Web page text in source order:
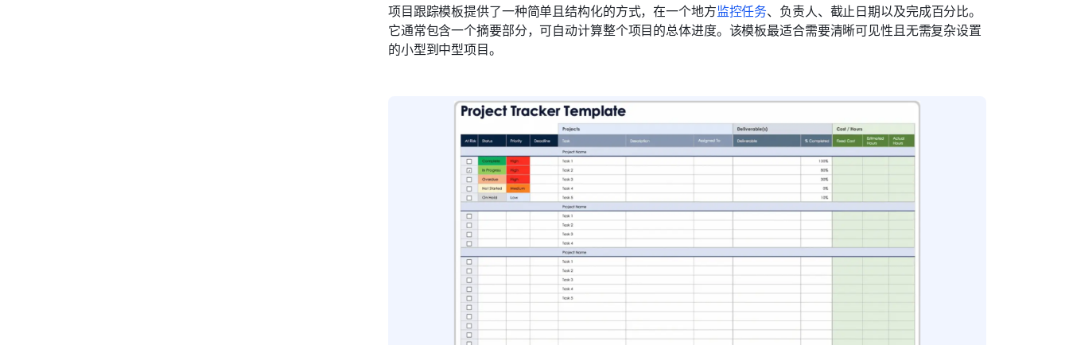
项目跟踪模板提供了一种简单且结构化的方式，在一个地方监控任务、负责人、截止日期以及完成百分比。
它通常包含一个摘要部分，可自动计算整个项目的总体进度。该模板最适合需要清晰可见性且无需复杂设置
的小型到中型项目。